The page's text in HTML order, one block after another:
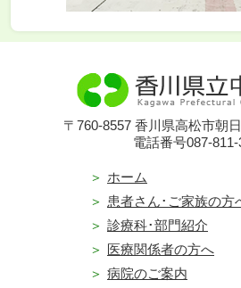
〒760-8557 香川県高松市朝
電話番号087-811-
ホーム
患者さん･ご家族の方
診療科･部門紹介
医療関係者の方へ
病院のご案内